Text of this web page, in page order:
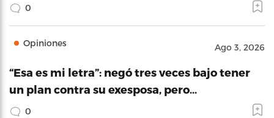
0
Opiniones Ago 3, 2026
“Esa es mi letra”: negó tres veces bajo tener
un plan contra su exesposa, pero…
0